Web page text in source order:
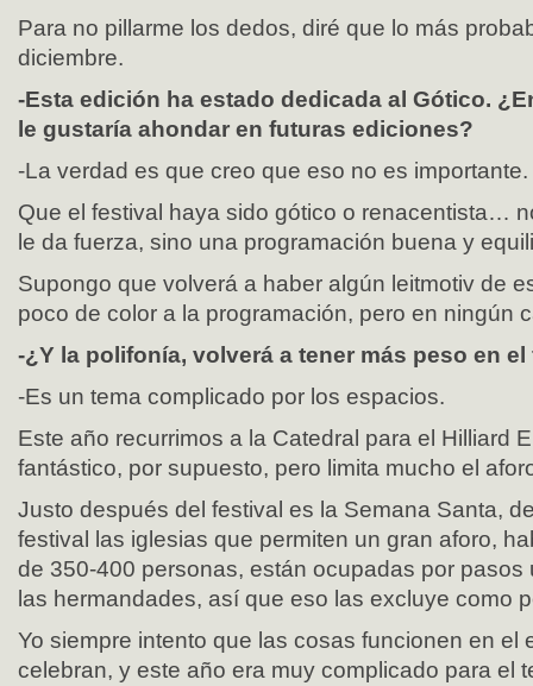
Para no pillarme los dedos, diré que lo más
diciembre.
-Esta edición ha estado dedicada al Gótico.
le gustaría ahondar en futuras ediciones?
-La verdad es que creo que eso no es importante.
Que el festival haya sido gótico o renacentista…
le da fuerza, sino una programación buena y
Supongo que volverá a haber algún leitmotiv de
poco de color a la programación, pero en ningún
-¿Y la polifonía, volverá a tener más peso en
-Es un tema complicado por los espacios.
Este año recurrimos a la Catedral para el Hilliard
fantástico, por supuesto, pero limita mucho el
Justo después del festival es la Semana Santa,
festival las iglesias que permiten un gran aforo,
de 350-400 personas, están ocupadas por pasos
las hermandades, así que eso las excluye como
Yo siempre intento que las cosas funcionen en el
celebran, y este año era muy complicado para el